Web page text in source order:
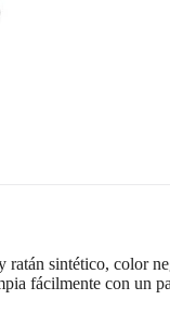
sintético, color
fácilmente con un